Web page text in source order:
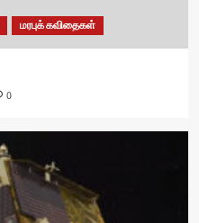
மரபுக் கவிதைகள்
0